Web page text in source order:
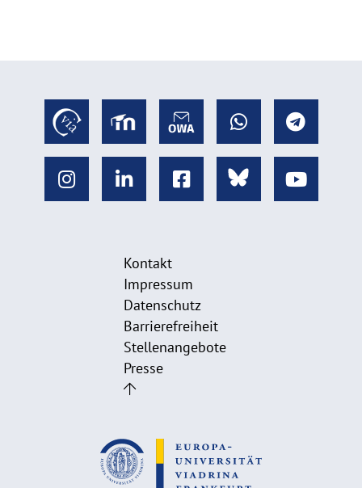
Kontakt
Impressum
Datenschutz
Barrierefreiheit
Stellenangebote
Presse